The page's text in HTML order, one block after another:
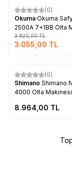
%20
(0)
Okuma Okuma
2500A 7+1BB Olta
3.820,00TL
3.055,00 TL
(0)
Shimano Shimano
4000 Olta Makinesi
8.964,00 TL